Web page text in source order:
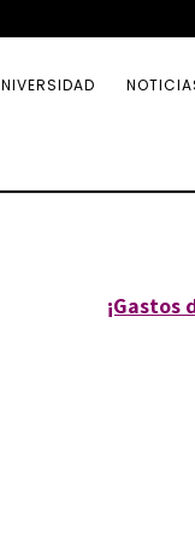
¡Gastos